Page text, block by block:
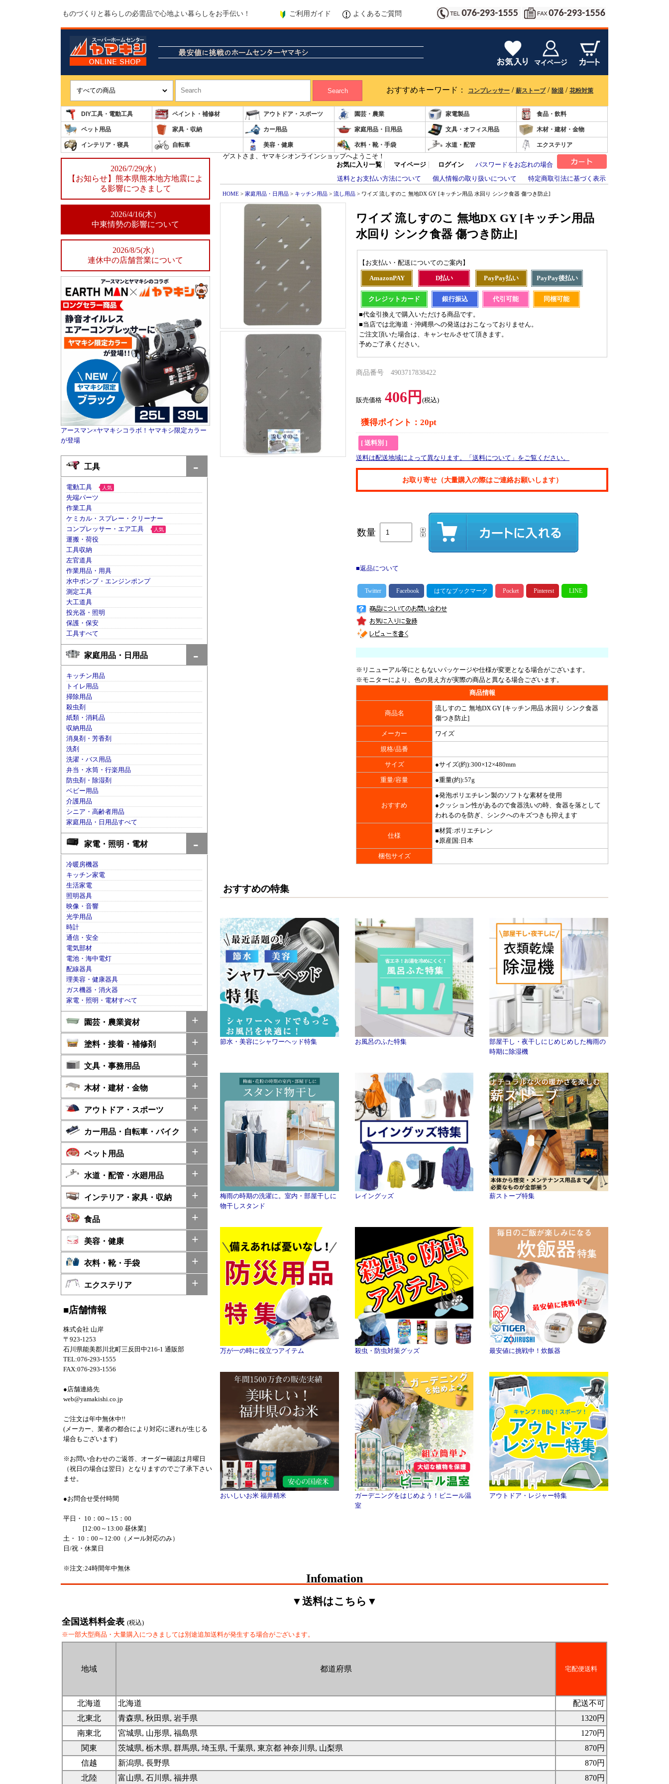
ものづくりと暮らしの必需品で心地よい暮らしをお手伝い！ ご利用ガイド よくあるご質問
Search おすすめキーワード： コンプレッサー / 薪ストーブ/ 除湿 / 花粉対策
DIY工具・電動工具 ペイント・補修材 アウトドア・スポーツ 園芸・農業 家電製品 食品・飲料
ペット用品 家具・収納 カー用品 家庭用品・日用品 文具・オフィス用品 木材・建材・金物
インテリア・寝具 自転車 美容・健康 衣料・靴・手袋 水道・配管 エクステリア
2026/7/29(水）
【お知らせ】熊本県熊本地方地震によ
る影響につきまして
2026/4/16(木）
中東情勢の影響について
2026/8/5(水）
連休中の店舗営業について
アースマン×ヤマキシコラボ！ヤマキシ限定カラー
が登場
工具
電動工具 人気
先端パーツ
作業工具
ケミカル・スプレー・クリーナー
コンプレッサー・エア工具
人気
運搬・荷役
工具収納
左官道具
作業用品・用具
水中ポンプ・エンジンポンプ
測定工具
大工道具
投光器・照明
保護・保安
工具すべて
家庭用品・日用品
キッチン用品
トイレ用品
掃除用品
殺虫剤
紙類・消耗品
収納用品
消臭剤・芳香剤
洗剤
洗濯・バス用品
弁当・水筒・行楽用品
防虫剤・除湿剤
ベビー用品
介護用品
シニア・高齢者用品
家庭用品・日用品すべて
家電・照明・電材
冷暖房機器
キッチン家電
生活家電
照明器具
映像・音響
光学用品
時計
通信・安全
電気部材
電池・海中電灯
配線器具
理美容・健康器具
ガス機器・消火器
家電・照明・電材すべて
園芸・農業資材
塗料・接着・補修剤
文具・事務用品
木材・建材・金物
アウトドア・スポーツ
カー用品・自転車・バイク
ペット用品
水道・配管・水廻用品
インテリア・家具・収納
食品
美容・健康
衣料・靴・手袋
エクステリア
■店舗情報
株式会社 山岸
〒923-1253
石川県能美郡川北町三反田中216-1 通販部
TEL:076-293-1555
FAX:076-293-1556
●店舗連絡先
web@yamakishi.co.jp
ご注文は年中無休中!!
(メーカー、業者の都合により対応に遅れが生じる
場合もございます)
※お問い合わせのご返答、オーダー確認は月曜日
（祝日の場合は翌日）となりますのでご了承下さい
ませ。
●お問合せ受付時間
平日・ 10：00～15：00
[12:00～13:00 昼休業]
土・ 10：00～12:00（メール対応のみ）
日/祝・休業日
※注文:24時間年中無休
ゲストさま、ヤマキシオンラインショップへようこそ！
お気に入り一覧
マイページ ログイン
パスワードをお忘れの場合
送料とお支払い方法について
個人情報の取り扱いについて 特定商取引法に基づく表示
HOME > 家庭用品・日用品 > キッチン用品 > 流し用品 > ワイズ 流しすのこ 無地DX GY [キッチン用品 水回り シンク食器 傷つき防止]
ワイズ 流しすのこ 無地DX GY [キッチン用品
水回り シンク食器 傷つき防止]
【お支払い・配送についてのご案内】
AmazonPAY D払い PayPay払い PayPay後払い
クレジットカード 銀行振込 代引可能 同梱可能
■代金引換えで購入いただける商品です。
■当店では北海道・沖縄県への発送はおこなっておりません。
ご注文頂いた場合は、キャンセルさせて頂きます。
予めご了承ください。
商品番号 4903717838422
販売価格 406円(税込)
獲得ポイント：20pt
[ 送料別 ]
送料は配送地域によって異なります。「送料について」をご覧ください。
お取り寄せ（大量購入の際はご連絡お願いします）
数量
■返品について
※リニューアル等にともないパッケージや仕様が変更となる場合がございます。
※モニターにより、色の見え方が実際の商品と異なる場合ございます。
商品情報
商品名
流しすのこ 無地DX GY [キッチン用品 水回り シンク食器
傷つき防止]
メーカー ワイズ
規格/品番
サイズ ●サイズ(約):300×12×480mm
重量/容量 ●重量(約):57g
おすすめ
●発泡ポリエチレン製のソフトな素材を使用
●クッション性があるので食器洗いの時、食器を落として
われるのを防ぎ、シンクへのキズつきも抑えます
仕様
■材質:ポリエチレン
●原産国:日本
梱包サイズ
おすすめの特集
節水・美容にシャワーヘッド特集 お風呂のふた特集
部屋干し・夜干しにじめじめした梅雨の
時期に除湿機
梅雨の時期の洗濯に。室内・部屋干しに
物干しスタンド
レイングッズ 薪ストーブ特集
万が一の時に役立つアイテム 殺虫・防虫対策グッズ 最安値に挑戦中！炊飯器
おいしいお米 福井精米
ガーデニングをはじめよう！ビニール温
室
アウトドア・レジャー特集
Infomation
▼送料はこちら▼
全国送料料金表 (税込)
※一部大型商品・大量購入につきましては別途追加送料が発生する場合がございます。
地域 都道府県 宅配便送料
北海道 北海道
配送不可
北東北
青森県, 秋田県, 岩手県
1320円
南東北
宮城県, 山形県, 福島県
1270円
関東
茨城県, 栃木県, 群馬県, 埼玉県, 千葉県, 東京都 神奈川県, 山梨県
870円
信越
新潟県, 長野県
870円
北陸
富山県, 石川県, 福井県 870円